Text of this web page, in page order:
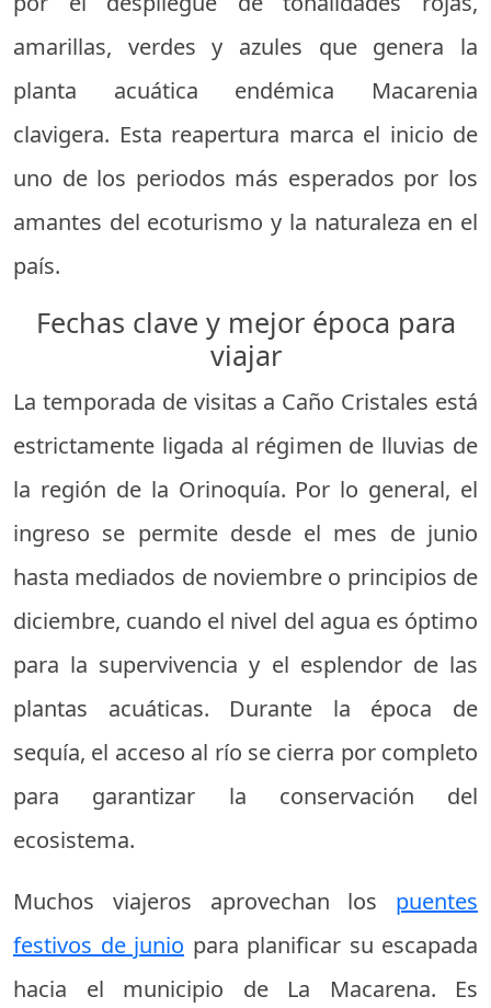
amarillas, verdes y azules que genera la
planta acuática endémica Macarenia
clavigera. Esta reapertura marca el inicio de
uno de los periodos más esperados por los
amantes del ecoturismo y la naturaleza en el
país.
Fechas clave y mejor época para
viajar
La temporada de visitas a Caño Cristales está
estrictamente ligada al régimen de lluvias de
la región de la Orinoquía. Por lo general, el
ingreso se permite desde el mes de junio
hasta mediados de noviembre o principios de
diciembre, cuando el nivel del agua es óptimo
para la supervivencia y el esplendor de las
plantas acuáticas. Durante la época de
sequía, el acceso al río se cierra por completo
para garantizar la conservación del
ecosistema.
Muchos viajeros aprovechan los puentes
festivos de junio para planificar su escapada
hacia el municipio de La Macarena. Es